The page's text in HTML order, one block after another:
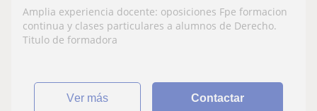
Amplia experiencia docente: oposiciones Fpe formacion
continua y clases particulares a alumnos de Derecho.
Titulo de formadora
ver más Contactar